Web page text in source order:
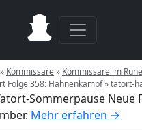
» Kommissare» Kommissare im
Folge 358: Hahnenkampf»tatort-
Sommerpause Neue
Mehr erfahren →